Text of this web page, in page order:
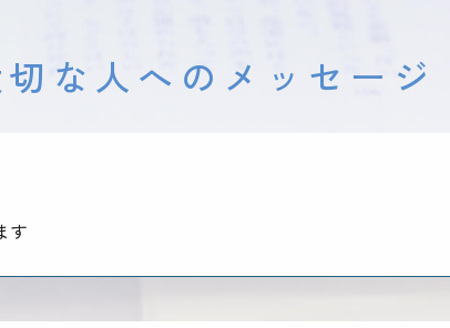
切な人へのメッセージ
す